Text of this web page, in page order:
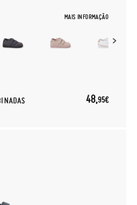
MAIS INFORMAÇÃO
48,95€